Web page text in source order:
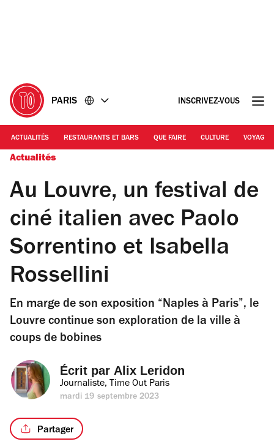
PARIS INSCRIVEZ-VOUS
ACTUALITÉS RESTAURANTS ET BARS QUE FAIRE CULTURE VOYAGE
Actualités
Au Louvre, un festival de
ciné italien avec Paolo
Sorrentino et Isabella
Rossellini
En marge de son exposition “Naples à Paris”, le
Louvre continue son exploration de la ville à
coups de bobines
Écrit par Alix Leridon
Journaliste, Time Out Paris
mardi 19 septembre 2023
Partager